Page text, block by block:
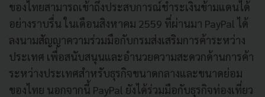
ของไทยสามารถเข้าถึงประสบการณ์ชำระเงินข้ามแดนได้
อย่างราบรื่น ในเดือนสิงหาคม 2559 ที่ผ่านมา PayPal ได้
ลงนามสัญญาความร่วมมือกับกรมส่งเสริมการค้าระหว่าง
ประเทศ เพื่อสนับสนุนและอำนวยความสะดวกด้านการค้า
ระหว่างประเทศสำหรับธุรกิจขนาดกลางและขนาดย่อม
ของไทย นอกจากนี้ PayPal ยังได้ร่วมมือกับธุรกิจท่องเที่ยว